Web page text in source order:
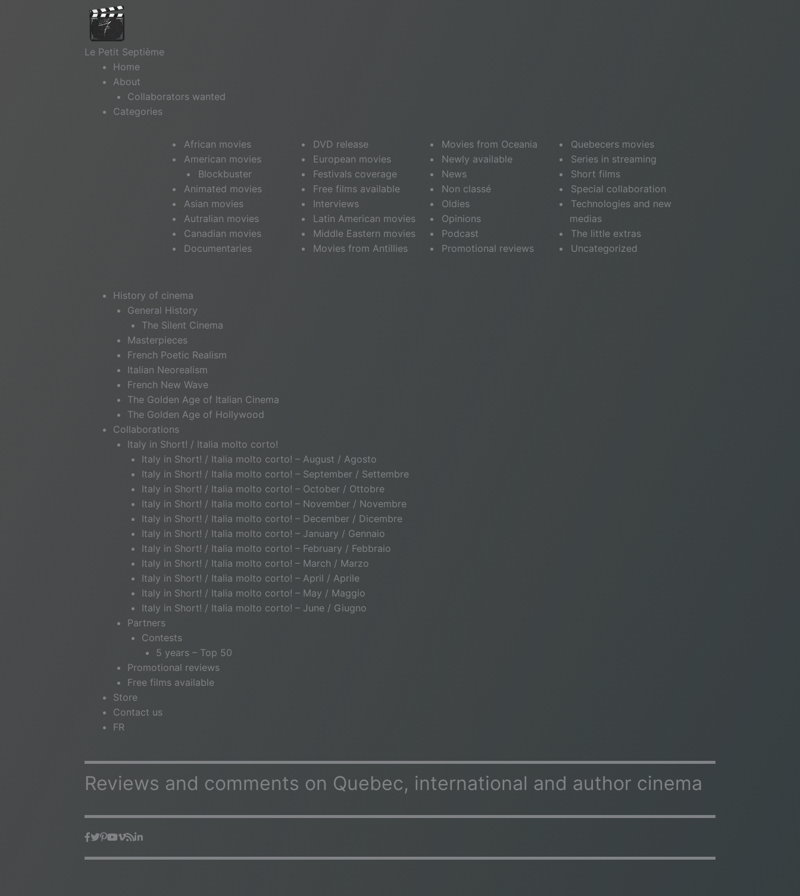
Le Petit Septième
Home
About
Collaborators wanted
Categories
African movies
American movies
Blockbuster
Animated movies
Asian movies
Autralian movies
Canadian movies
Documentaries
DVD release
European movies
Festivals coverage
Free films available
Interviews
Latin American movies
Middle Eastern movies
Movies from Antillies
Movies from Oceania
Newly available
News
Non classé
Oldies
Opinions
Podcast
Promotional reviews
Quebecers movies
Series in streaming
Short films
Special collaboration
Technologies and new
medias
The little extras
Uncategorized
History of cinema
General History
The Silent Cinema
Masterpieces
French Poetic Realism
Italian Neorealism
French New Wave
The Golden Age of Italian Cinema
The Golden Age of Hollywood
Collaborations
Italy in Short! / Italia molto corto!
Italy in Short! / Italia molto corto! – August / Agosto
Italy in Short! / Italia molto corto! – September / Settembre
Italy in Short! / Italia molto corto! – October / Ottobre
Italy in Short! / Italia molto corto! – November / Novembre
Italy in Short! / Italia molto corto! – December / Dicembre
Italy in Short! / Italia molto corto! – January / Gennaio
Italy in Short! / Italia molto corto! – February / Febbraio
Italy in Short! / Italia molto corto! – March / Marzo
Italy in Short! / Italia molto corto! – April / Aprile
Italy in Short! / Italia molto corto! – May / Maggio
Italy in Short! / Italia molto corto! – June / Giugno
Partners
Contests
5 years – Top 50
Promotional reviews
Free films available
Store
Contact us
FR
Reviews and comments on Quebec, international and author cinema